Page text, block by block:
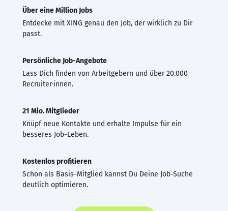
Über eine Million Jobs
Entdecke mit XING genau den Job, der wirklich zu Dir
passt.
Persönliche Job-Angebote
Lass Dich finden von Arbeitgebern und über 20.000
Recruiter·innen.
21 Mio. Mitglieder
Knüpf neue Kontakte und erhalte Impulse für ein
besseres Job-Leben.
Kostenlos profitieren
Schon als Basis-Mitglied kannst Du Deine Job-Suche
deutlich optimieren.